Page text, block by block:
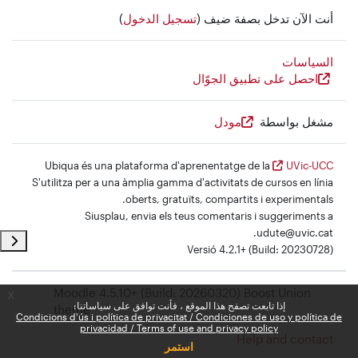
إذا تابعت تصفح هذا الموقع ، فأنت توافق على سياساتنا:
Condicions d'ús i política de privacitat / Condiciones de uso y política de
privacidad / Terms of use and privacy policy
استمر
أنت الآن تدخل بصفة ضيف (تسجيل الدخول)
السياسات
احصل على تطبيق الجوّال
مشغل بواسطة مودل
Ubiqua és una plataforma d'aprenentatge de la
UVic-UCC
S'utilitza per a una àmplia gamma d'activitats de cursos en línia
oberts, gratuïts, compartits i experimentals.
Siusplau, envia els teus comentaris i suggeriments a
udute@uvic.cat.
Versió 4.2.1+ (Build: 20230728)
theme